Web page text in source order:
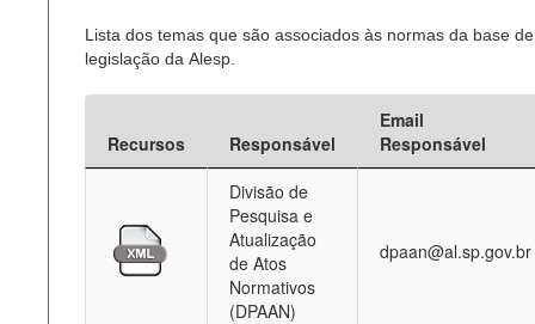
Lista dos temas que são associados às normas da base de
legislação da Alesp.
Recursos Responsável
Email
Responsável
Divisão de
Pesquisa e
Atualização
de Atos
Normativos
(DPAAN)
dpaan@al.sp.gov.br